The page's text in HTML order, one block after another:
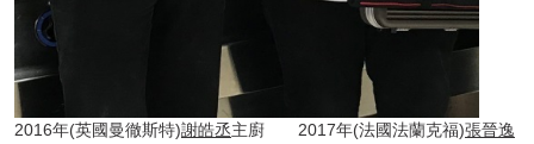
2016年(英國曼徹斯特)謝皓丞主廚 2017年(法國法蘭克福)張晉逸